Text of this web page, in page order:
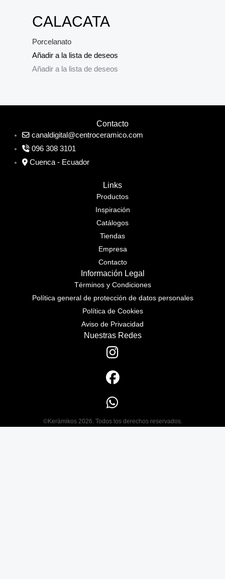
CALACATA
Porcelanato
Añadir a la lista de deseos
Añadir a la lista de deseos
Contacto
canaldigital@centroceramico.com
096 308 3101
Cuenca - Ecuador
Links
Productos
Inspiración
Catálogos
Tiendas
Empresa
Contacto
Información Legal
Términos y Condiciones
Política general de protección de datos personales
Política de Cookies
Aviso de Privacidad
Nuestras Redes
©Kerámikos 2026. Todos los derechos reservados.